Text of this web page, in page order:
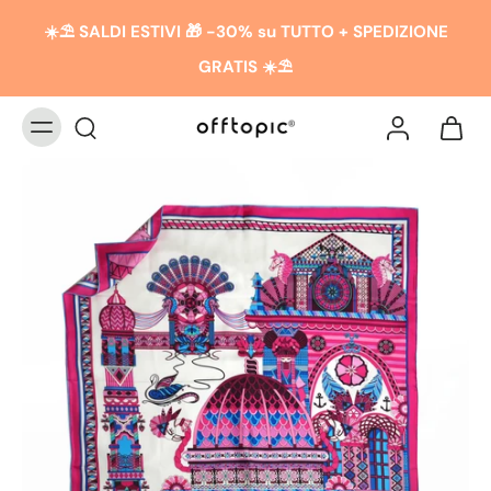
☀️​​⛱️ SALDI ESTIVI 🎁 -30% su TUTTO + SPEDIZIONE
GRATIS ☀️​​⛱️